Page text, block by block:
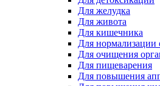
Для желудка
Для живота
Для кишечника
Для нормализации
Для очищения
Для пищеварения
Для повышения